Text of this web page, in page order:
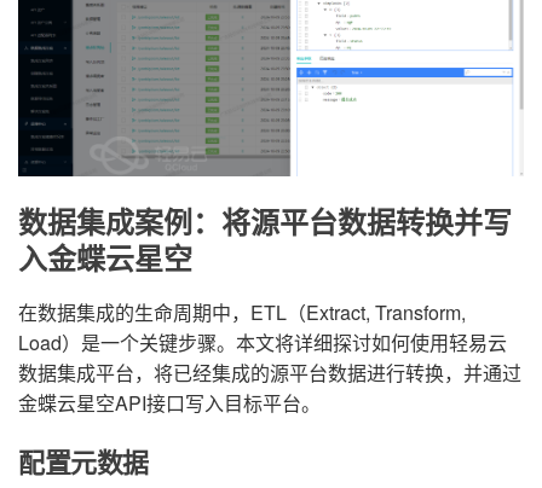
数据集成案例：将源平台数据转换并写
入金蝶云星空
在数据集成的生命周期中，ETL（Extract, Transform,
Load）是一个关键步骤。本文将详细探讨如何使用轻易云
数据集成平台，将已经集成的源平台数据进行转换，并通过
金蝶云星空API接口写入目标平台。
配置元数据